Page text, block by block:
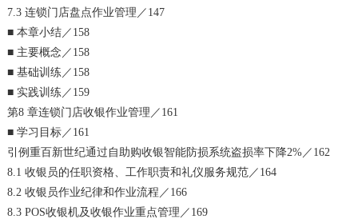
7.3 连锁门店盘点作业管理／147
■ 本章小结／158
■ 主要概念／158
■ 基础训练／158
■ 实践训练／159
第8 章连锁门店收银作业管理／161
■ 学习目标／161
引例重百新世纪通过自助购收银智能防损系统盗损率下降2%／162
8.1 收银员的任职资格、工作职责和礼仪服务规范／164
8.2 收银员作业纪律和作业流程／166
8.3 POS收银机及收银作业重点管理／169